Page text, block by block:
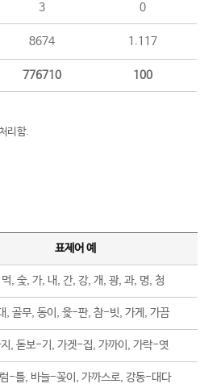
3 0
8674 1.117
776710 100
리함.
표제어 예
, 숯, 가, 내, 간, 강, 개, 광, 과, 명, 청
, 골무, 동이, 윷-판, 참-빗, 가게, 가끔
, 돋보-기, 가겟-집, 가까이, 가락-엿
-틀, 바늘-꽂이, 가까스로, 강동-대다